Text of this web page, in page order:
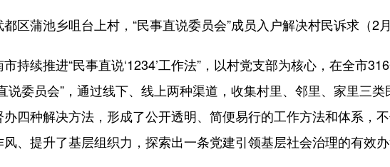
蒲池乡咀台上村，“民事直说委员会”成员入户解决村民诉求（2月
续推进“民事直说‘1234’工作法”，以村党支部为核心，在全市
说委员会”，通过线下、线上两种渠道，收集村里、邻里、家里三
四种解决方法，形成了公开透明、简便易行的工作方法和体系，
、提升了基层组织力，探索出一条党建引领基层社会治理的有效办